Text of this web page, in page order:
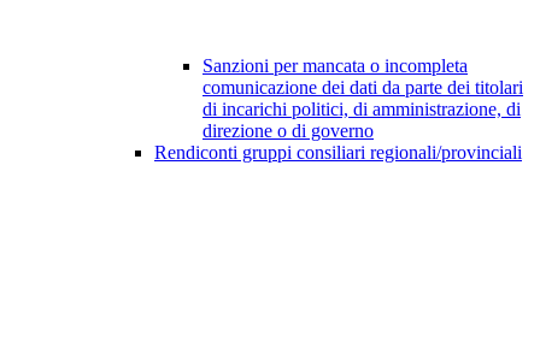
Sanzioni per mancata o incompleta
comunicazione dei dati da parte dei titolari
di incarichi politici, di amministrazione, di
direzione o di governo
Rendiconti gruppi consiliari regionali/provinciali